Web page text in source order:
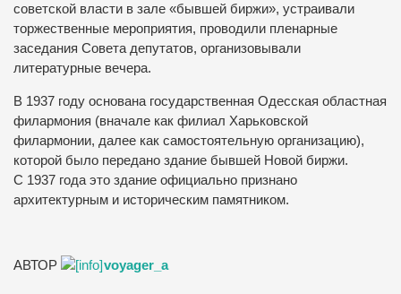
советской власти в зале «бывшей биржи», устраивали
торжественные мероприятия, проводили пленарные
заседания Совета депу­татов, организовывали
литературные вечера.
В 1937 году основана государственная Одесская областная
филармония (вначале как филиал Харьковской
филармонии, далее как самостоятельную организацию),
которой было передано здание бывшей Новой биржи.
С 1937 года это здание официально признано
архитектурным и историческим памятником.
АВТОР voyager_a